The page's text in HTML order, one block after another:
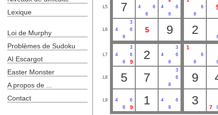
L5 7 4
6
8
4
6
8
6
8
L6
3
4
6
8
5 9 2
L7
3
4
6
8
9
2
3
4
6
8
1
6
8
L8 5 7
3
6
8
9
L9 4
6
8
9
1 4
6
8
3
7
Lexique
Loi de Murphy
Problèmes de Sudoku
AI Escargot
Easter Monster
A propos de ...
Contact